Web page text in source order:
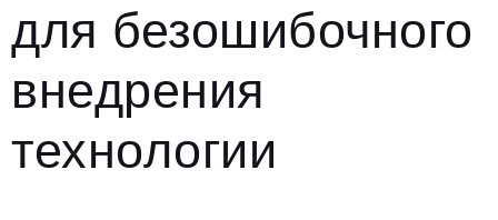
для безошибочного
внедрения
технологии